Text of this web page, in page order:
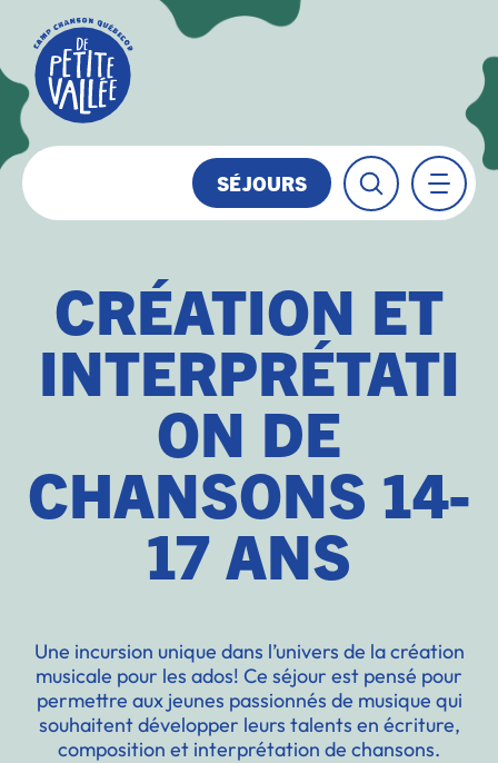
SÉJOURS
CRÉATION ET
INTERPRÉTATI
ON DE
CHANSONS 14-
17 ANS
Une incursion unique dans l’univers de la création
musicale pour les ados! Ce séjour est pensé pour
permettre aux jeunes passionnés de musique qui
souhaitent développer leurs talents en écriture,
composition et interprétation de chansons.